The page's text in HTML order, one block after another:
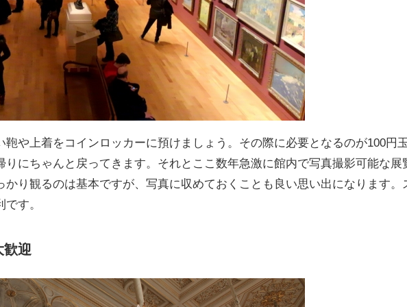
鞄や上着をコインロッカーに預けましょう。その際に必要となるのが100円玉
りにちゃんと戻ってきます。それとここ数年急激に館内で写真撮影可能な展
かり観るのは基本ですが、写真に収めておくことも良い思い出になります。
す。
歓迎